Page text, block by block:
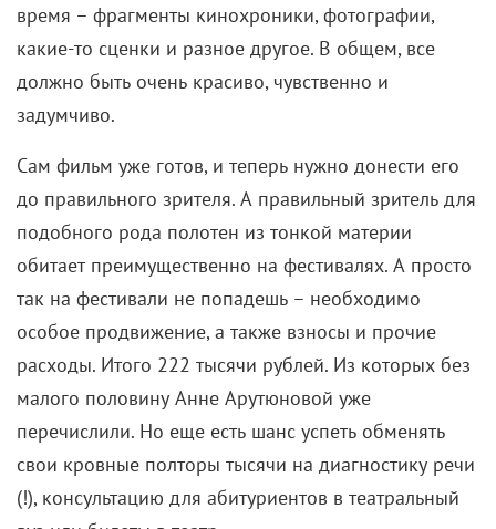
время – фрагменты кинохроники, фотографии,
какие-то сценки и разное другое. В общем, все
должно быть очень красиво, чувственно и
задумчиво.
Сам фильм уже готов, и теперь нужно донести его
до правильного зрителя. А правильный зритель для
подобного рода полотен из тонкой материи
обитает преимущественно на фестивалях. А просто
так на фестивали не попадешь – необходимо
особое продвижение, а также взносы и прочие
расходы. Итого 222 тысячи рублей. Из которых без
малого половину Анне Арутюновой уже
перечислили. Но еще есть шанс успеть обменять
свои кровные полторы тысячи на диагностику речи
(!), консультацию для абитуриентов в театральный